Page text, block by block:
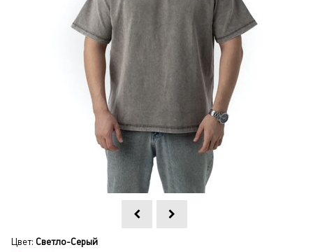
Цвет: Светло-Серый